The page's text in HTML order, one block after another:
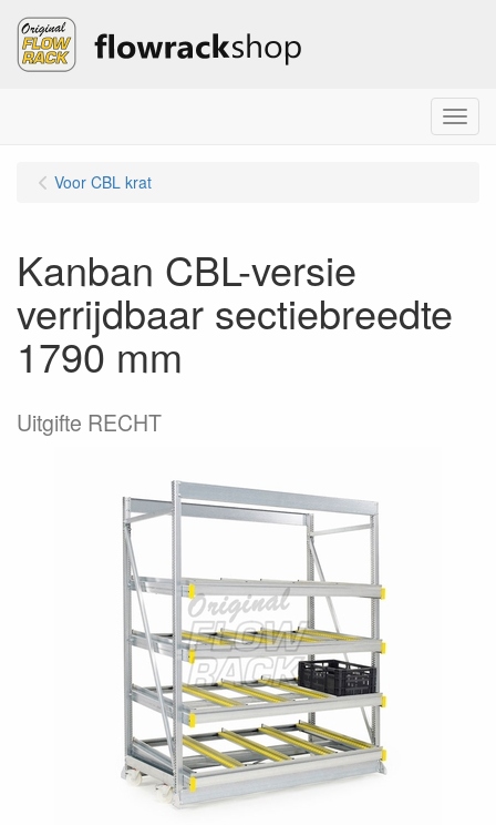
Menu
Voor CBL krat
Kanban CBL-versie
verrijdbaar sectiebreedte
1790 mm
Uitgifte RECHT